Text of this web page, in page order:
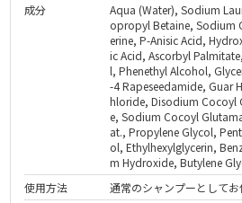
成分
Aqua (Water), Sodium
opropyl Betaine, Sodium
erine, P-Anisic Acid,
ic Acid, Ascorbyl
l, Phenethyl Alcohol,
-4 Rapeseedamide, Guar
hloride, Disodium Cocoyl
e, Sodium Cocoyl
at., Propylene Glycol,
ol, Ethylhexylglycerin,
m Hydroxide, Butylene
使用方法
通常のシャンプーとしてお